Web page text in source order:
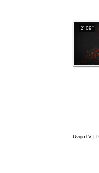
2' 09''
UvigoTV |